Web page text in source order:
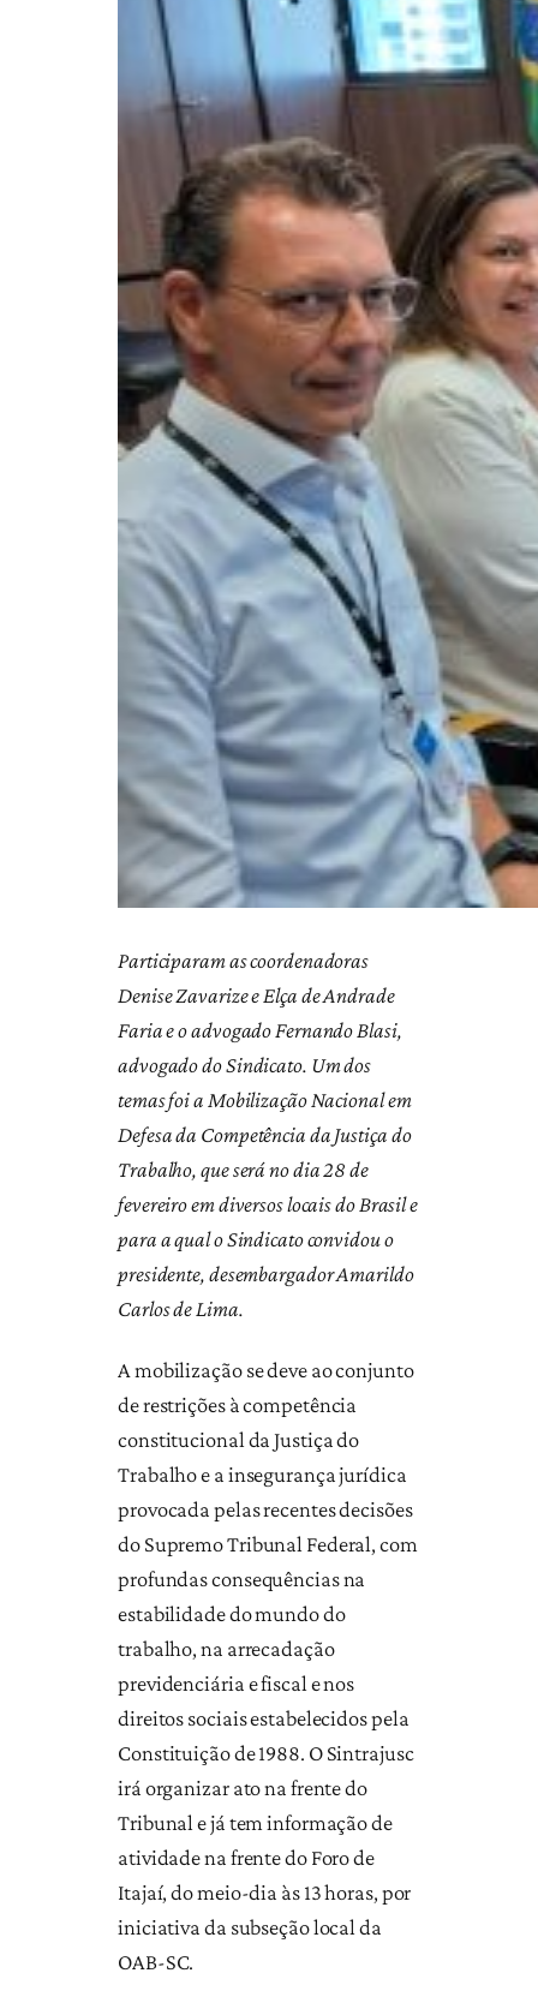
Participaram as coordenadoras
Denise Zavarize e Elça de Andrade
Faria e o advogado Fernando Blasi,
advogado do Sindicato. Um dos
temas foi a Mobilização Nacional em
Defesa da Competência da Justiça do
Trabalho, que será no dia 28 de
fevereiro em diversos locais do Brasil e
para a qual o Sindicato convidou o
presidente, desembargador Amarildo
Carlos de Lima.
A mobilização se deve ao conjunto
de restrições à competência
constitucional da Justiça do
Trabalho e a insegurança jurídica
provocada pelas recentes decisões
do Supremo Tribunal Federal, com
profundas consequências na
estabilidade do mundo do
trabalho, na arrecadação
previdenciária e fiscal e nos
direitos sociais estabelecidos pela
Constituição de 1988. O Sintrajusc
irá organizar ato na frente do
Tribunal e já tem informação de
atividade na frente do Foro de
Itajaí, do meio-dia às 13 horas, por
iniciativa da subseção local da
OAB-SC.